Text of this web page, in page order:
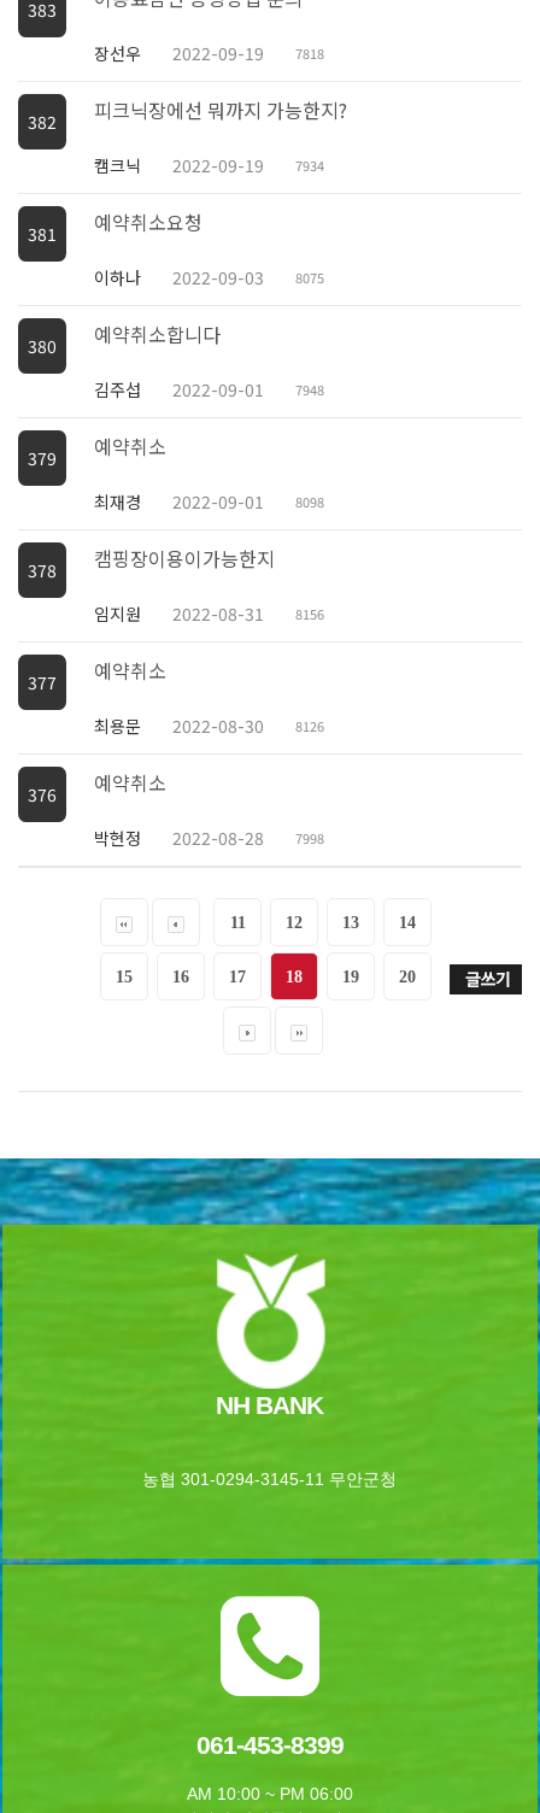
383
장선우 2022-09-19 7818
382 피크닉장에선 뭐까지 가능한지?
캠크닉 2022-09-19 7934
381 예약취소요청
이하나 2022-09-03 8075
380 예약취소합니다
김주섭 2022-09-01 7948
379 예약취소
최재경 2022-09-01 8098
378 캠핑장이용이가능한지
임지원 2022-08-31 8156
377 예약취소
최용문 2022-08-30 8126
376 예약취소
박현정 2022-08-28 7998
11 12 13 14
15 16 17 18 19 20
NH BANK
농협 301-0294-3145-11 무안군청
061-453-8399
AM 10:00 ~ PM 06:00